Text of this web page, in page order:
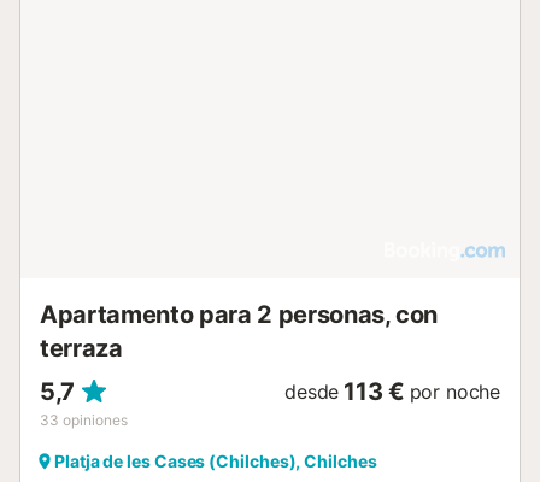
Apartamento para 2 personas, con
terraza
5,7
33 opiniones
desde 113 € por noche
Platja de les Cases (Chilches), Chilches